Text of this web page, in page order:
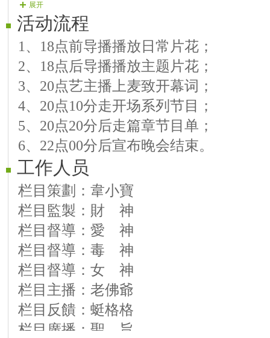
07.太 傅／朗诵／防范诈骗寓言故事
第二乐章
08.王 爺／演唱／追寻、最美的颜色
09.銘 王／演奏／听心、姑娘别哭泣
10.雪格格／演唱／沙语、草原的回响
11.美格格／朗诵／无形盾牌照亮前行
第三乐章
12.縣 主／演唱／心雨、美酒加咖啡
13.蘭貴人／演奏／童年、又见山里红
14.鳳格格／演唱／利剑、人民的怀念
15.傘格格／演唱／都说、深夜地下铁
展开
活动流程
1、18点前导播播放日常片花；
2、18点后导播播放主题片花；
3、20点艺主播上麦致开幕词；
4、20点10分走开场系列节目；
5、20点20分后走篇章节目单；
6、22点00分后宣布晚会结束。
工作人员
栏目策劃：韋小寶
栏目監製：財 神
栏目督導：愛 神
栏目督導：毒 神
栏目督導：女 神
栏目主播：老佛爺
栏目反饋：蜓格格
栏目廣播：聖 旨